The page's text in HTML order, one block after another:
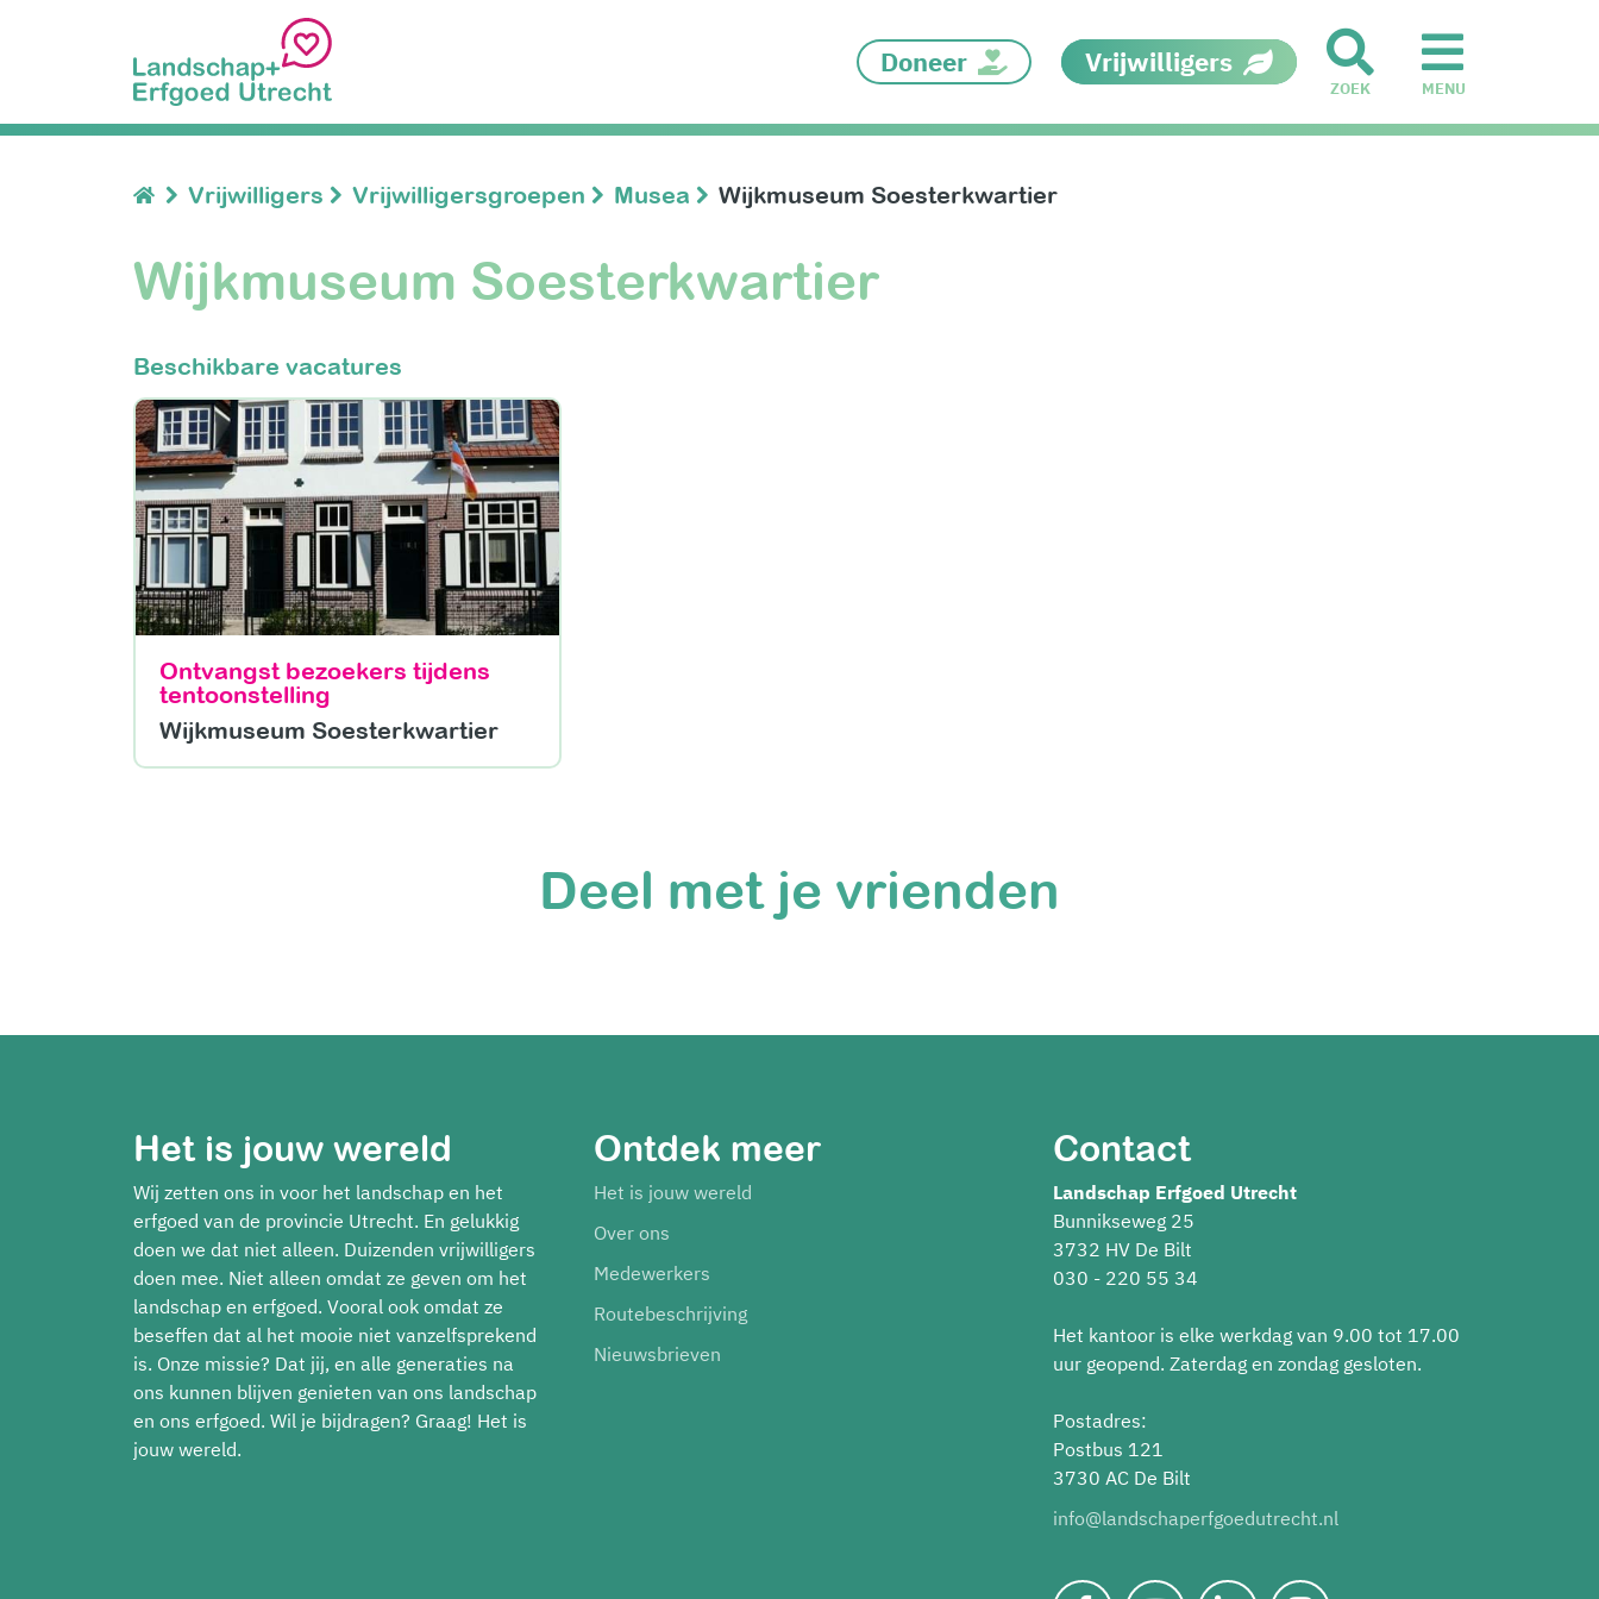
Doneer Vrijwilligers
ZOEK MENU
Vrijwilligers Vrijwilligersgroepen Musea Wijkmuseum Soesterkwartier
Wijkmuseum Soesterkwartier
Beschikbare vacatures
Ontvangst bezoekers tijdens
tentoonstelling
Wijkmuseum Soesterkwartier
Deel met je vrienden
Het is jouw wereld
Wij zetten ons in voor het landschap en het
erfgoed van de provincie Utrecht. En gelukkig
doen we dat niet alleen. Duizenden vrijwilligers
doen mee. Niet alleen omdat ze geven om het
landschap en erfgoed. Vooral ook omdat ze
beseffen dat al het mooie niet vanzelfsprekend
is. Onze missie? Dat jij, en alle generaties na
ons kunnen blijven genieten van ons landschap
en ons erfgoed. Wil je bijdragen? Graag! Het is
jouw wereld.
Ontdek meer
Het is jouw wereld
Over ons
Medewerkers
Routebeschrijving
Nieuwsbrieven
Contact
Landschap Erfgoed Utrecht
Bunnikseweg 25
3732 HV De Bilt
030 - 220 55 34
Het kantoor is elke werkdag van 9.00 tot 17.00
uur geopend. Zaterdag en zondag gesloten.
Postadres:
Postbus 121
3730 AC De Bilt
info@landschaperfgoedutrecht.nl